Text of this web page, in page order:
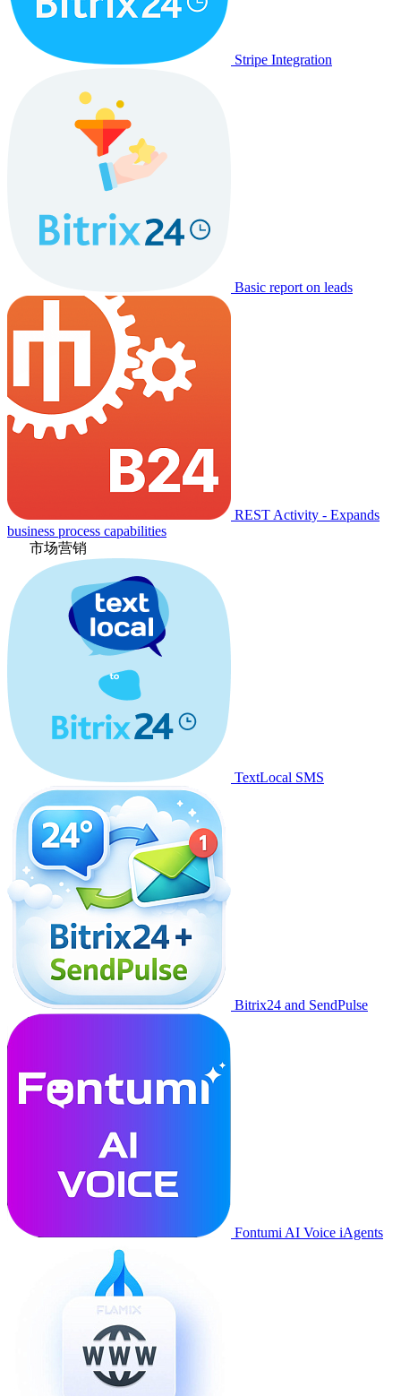
Stripe Integration
Basic report on leads
REST Activity - Expands
business process capabilities
市场营销
TextLocal SMS
Bitrix24 and SendPulse
Fontumi AI Voice iAgents